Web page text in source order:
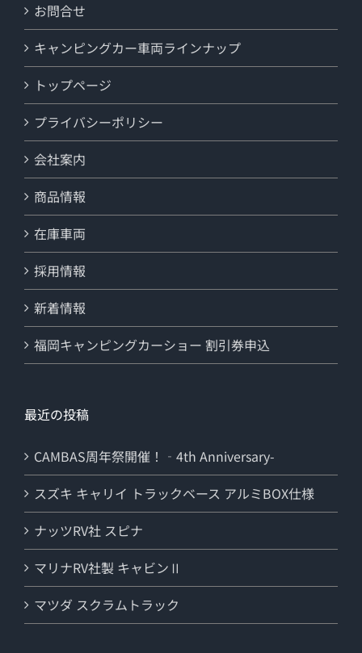
お問合せ
キャンピングカー車両ラインナップ
トップページ
プライバシーポリシー
会社案内
商品情報
在庫車両
採用情報
新着情報
福岡キャンピングカーショー 割引券申込
最近の投稿
CAMBAS周年祭開催！‐4th Anniversary-
スズキ キャリイ トラックベース アルミBOX仕様
ナッツRV社 スピナ
マリナRV社製 キャビンⅡ
マツダ スクラムトラック